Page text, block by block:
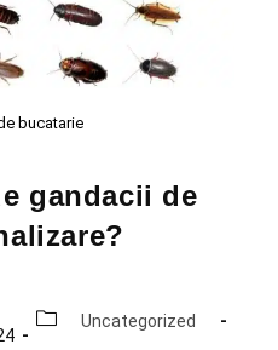
bucatarie
gandacii de
Uncategorized